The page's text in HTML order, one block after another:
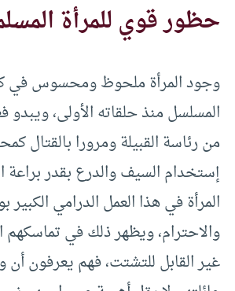
حظور قوي للمرأة
وجود المرأة ملحوظ ومحسوس في
المسلسل منذ حلقاته الأولى، ويبدو
من رئاسة القبيلة ومرورا بالقتال
إستخدام السيف والدرع بقدر
المرأة في هذا العمل الدرامي الكبير
والاحترام، ويظهر ذلك في تماسكهم
غير القابل للتشتت، فهم يعرفون